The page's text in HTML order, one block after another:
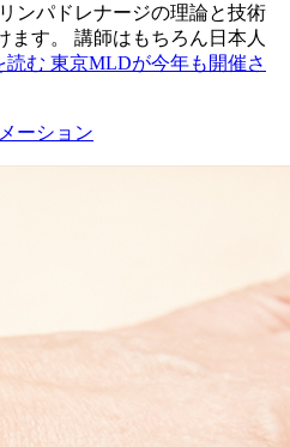
ンパドレナージの理論と技術
ます。 講師はもちろん日本人
読む 東京MLDが今年も開催さ
ーション